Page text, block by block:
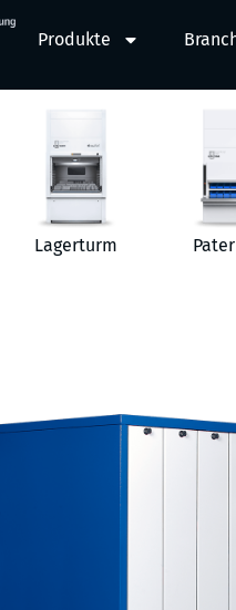
Produkte
Lagerturm